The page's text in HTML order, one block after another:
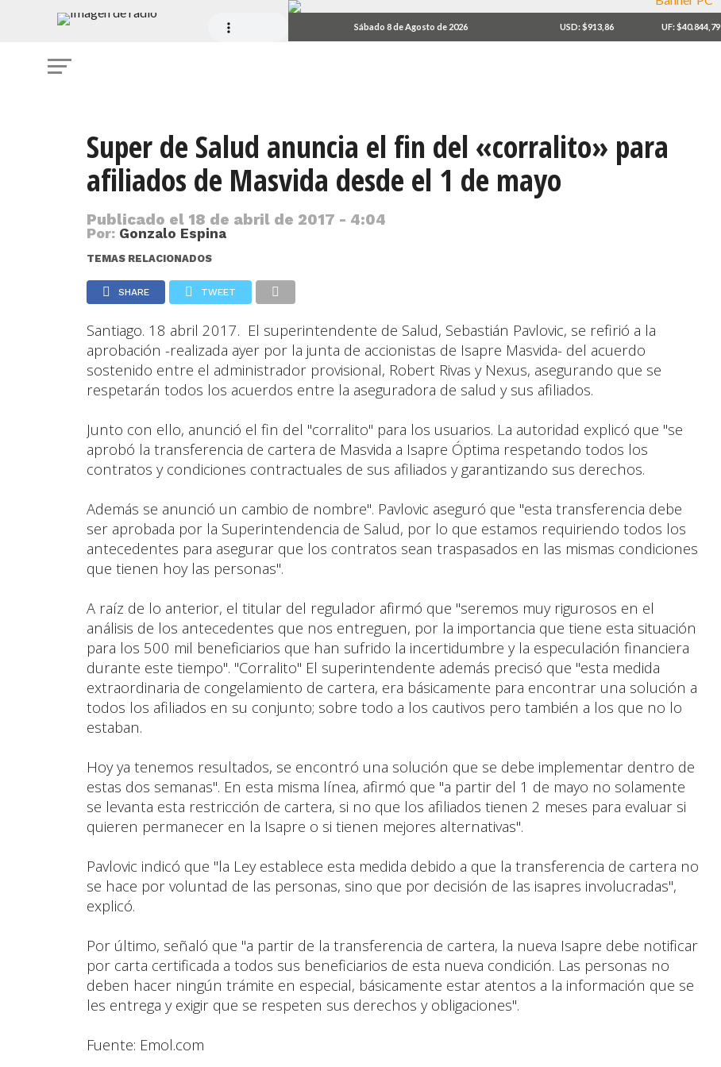
Sábado 8 de Agosto de 2026 USD: $913,86 UF: $40.844,79
Super de Salud anuncia el fin del «corralito» para
afiliados de Masvida desde el 1 de mayo
Publicado el 18 de abril de 2017 - 4:04
Por: Gonzalo Espina
TEMAS RELACIONADOS
SHARE TWEET
Santiago. 18 abril 2017. El superintendente de Salud, Sebastián Pavlovic, se refirió a la
aprobación -realizada ayer por la junta de accionistas de Isapre Masvida- del acuerdo
sostenido entre el administrador provisional, Robert Rivas y Nexus, asegurando que se
respetarán todos los acuerdos entre la aseguradora de salud y sus afiliados.
Junto con ello, anunció el fin del "corralito" para los usuarios. La autoridad explicó que "se
aprobó la transferencia de cartera de Masvida a Isapre Óptima respetando todos los
contratos y condiciones contractuales de sus afiliados y garantizando sus derechos.
Además se anunció un cambio de nombre". Pavlovic aseguró que "esta transferencia debe
ser aprobada por la Superintendencia de Salud, por lo que estamos requiriendo todos los
antecedentes para asegurar que los contratos sean traspasados en las mismas condiciones
que tienen hoy las personas".
A raíz de lo anterior, el titular del regulador afirmó que "seremos muy rigurosos en el
análisis de los antecedentes que nos entreguen, por la importancia que tiene esta situación
para los 500 mil beneficiarios que han sufrido la incertidumbre y la especulación financiera
durante este tiempo". "Corralito" El superintendente además precisó que "esta medida
extraordinaria de congelamiento de cartera, era básicamente para encontrar una solución a
todos los afiliados en su conjunto; sobre todo a los cautivos pero también a los que no lo
estaban.
Hoy ya tenemos resultados, se encontró una solución que se debe implementar dentro de
estas dos semanas". En esta misma línea, afirmó que "a partir del 1 de mayo no solamente
se levanta esta restricción de cartera, si no que los afiliados tienen 2 meses para evaluar si
quieren permanecer en la Isapre o si tienen mejores alternativas".
Pavlovic indicó que "la Ley establece esta medida debido a que la transferencia de cartera no
se hace por voluntad de las personas, sino que por decisión de las isapres involucradas",
explicó.
Por último, señaló que "a partir de la transferencia de cartera, la nueva Isapre debe notificar
por carta certificada a todos sus beneficiarios de esta nueva condición. Las personas no
deben hacer ningún trámite en especial, básicamente estar atentos a la información que se
les entrega y exigir que se respeten sus derechos y obligaciones".
Fuente: Emol.com